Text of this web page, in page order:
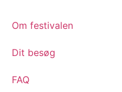
Om festivalen
Dit besøg
FAQ